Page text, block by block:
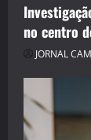
no centro
JORNAL